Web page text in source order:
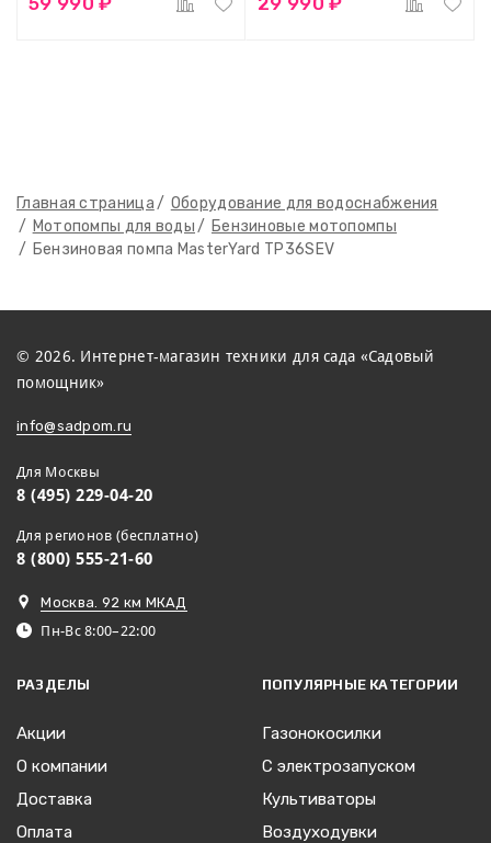
Главная страница
Оборудование для водоснабжения
Мотопомпы для воды
Бензиновые мотопомпы
Бензиновая помпа MasterYard TP36SEV
© 2026. Интернет-магазин техники для сада «Садовый
помощник»
info@sadpom.ru
Для Москвы
8 (495) 229-04-20
Для регионов (бесплатно)
8 (800) 555-21-60
Москва. 92 км МКАД
Пн-Вс 8:00–22:00
РАЗДЕЛЫ
Акции
О компании
Доставка
Оплата
ПОПУЛЯРНЫЕ КАТЕГОРИИ
Газонокосилки
С электрозапуском
Культиваторы
Воздуходувки